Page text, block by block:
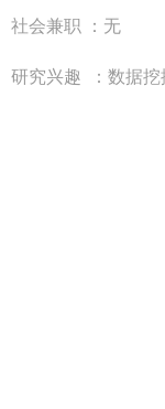
社会兼职 ： 无
研究兴趣 ： 数据挖